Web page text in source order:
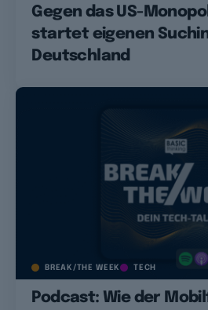
Gegen das US-
startet eigenen
Deutschland
BREAK/THE WEEK TECH
Podcast: Wie der